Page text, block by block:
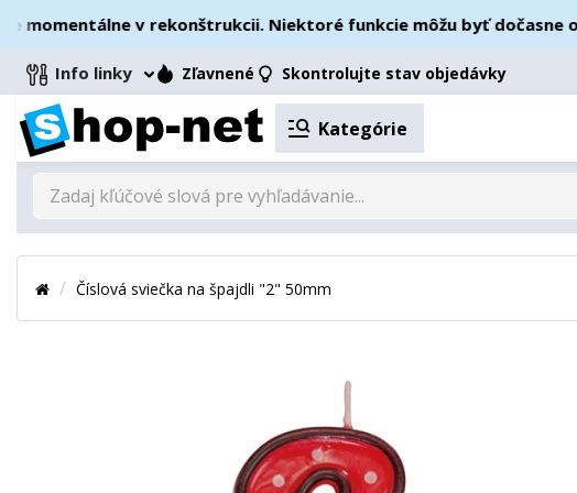
v rekonštrukcii. Niektoré funkcie môžu byť dočasne
Info linky Zľavnené Skontrolujte stav objedávky
Kategórie
Číslová sviečka na špajdli "2" 50mm